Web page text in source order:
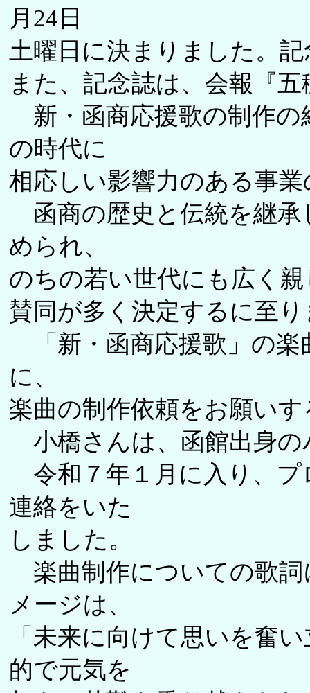
月24日
土曜日に決まりました。
また、記念誌は、会報『
新・函商応援歌の制作の
の時代に
相応しい影響力のある事
函商の歴史と伝統を継承
められ、
のちの若い世代にも広く
賛同が多く決定するに至
「新・函商応援歌」の楽
に、
楽曲の制作依頼をお願い
小橋さんは、函館出身の
令和７年１月に入り、プ
連絡をいた
しました。
楽曲制作についての歌詞
メージは、
「未来に向けて思いを奮
的で元気を